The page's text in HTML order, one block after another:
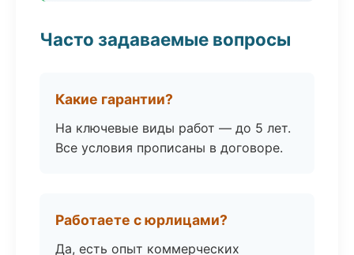
Часто задаваемые вопросы
Какие гарантии?
На ключевые виды работ — до 5 лет.
Все условия прописаны в договоре.
Работаете с юрлицами?
Да, есть опыт коммерческих